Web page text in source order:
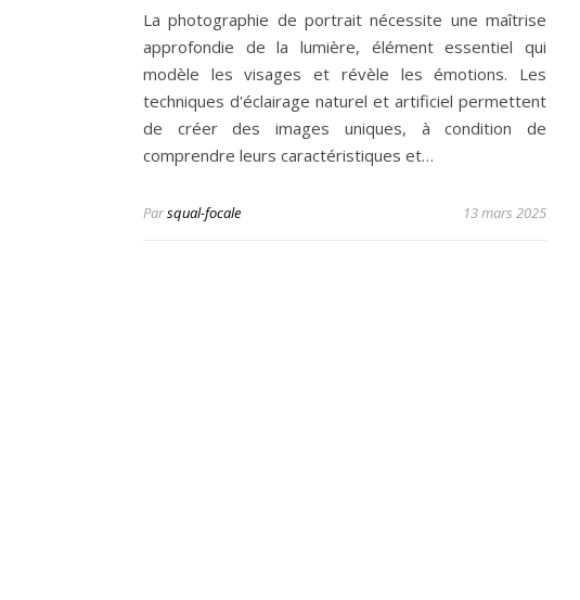
La photographie de portrait nécessite une maîtrise
approfondie de la lumière, élément essentiel qui
modèle les visages et révèle les émotions. Les
techniques d'éclairage naturel et artificiel permettent
de créer des images uniques, à condition de
comprendre leurs caractéristiques et…
Parsqual-focale 13 mars 2025